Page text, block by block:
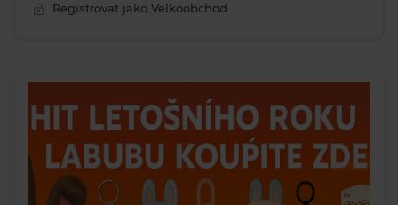
Registrovat jako Velkoobchod